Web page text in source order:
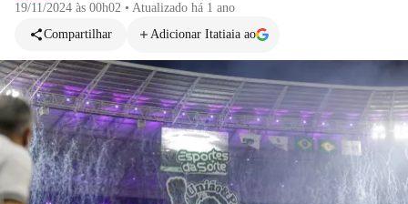
19/11/2024 às 00h02 • Atualizado há 1 ano
Compartilhar
Adicionar Itatiaia ao